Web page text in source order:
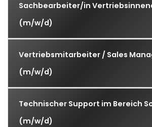
Sachbearbeiter/in
(m/w/d)
Vertriebsmitarbeiter / Sales
(m/w/d)
Technischer Support im Bereich
(m/w/d)